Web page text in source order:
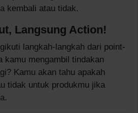
kembali atau tidak.
Langsung Action!
langkah-langkah dari point-
kamu mengambil tindakan
Kamu akan tahu apakah
tidak untuk produkmu jika